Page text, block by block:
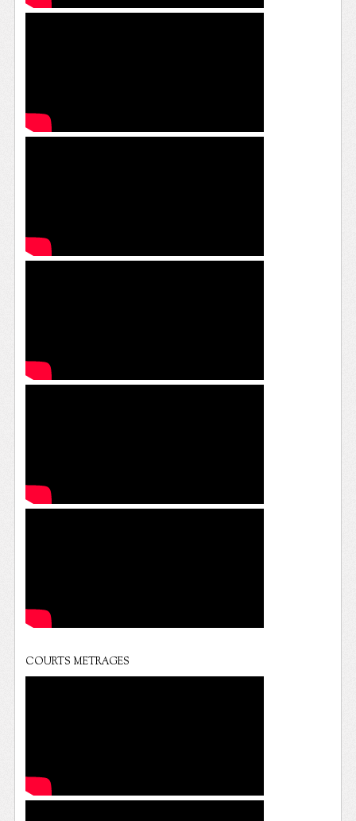
COURTS METRAGES